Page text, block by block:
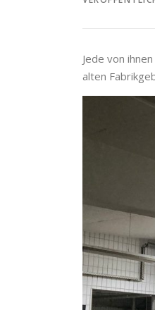
Jede von
alten